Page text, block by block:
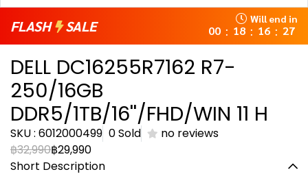
FLASH SALE Will end in
00 : 18 : 16 : 27
DELL DC16255R7162 R7-
250/16GB
DDR5/1TB/16''/FHD/WIN 11 H
SKU : 6012000499 0 Sold
no reviews
฿32,990฿29,990
Short Description